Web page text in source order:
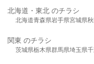
北海道・東北 のチラシ
北海道青森県岩手県宮城県
関東 のチラシ
茨城県栃木県群馬県埼玉県